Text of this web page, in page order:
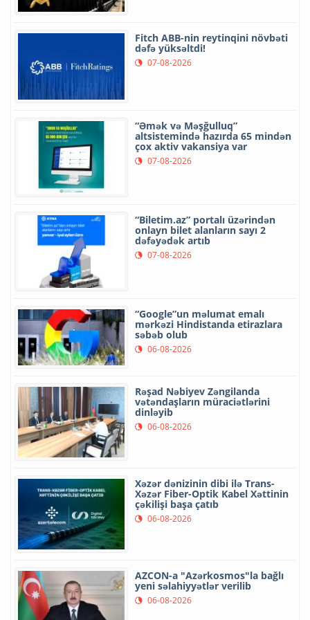
Fitch ABB-nin reytinqini növbəti
dəfə yüksəltdi!
07-08-2026
“Əmək və Məşğulluq”
altsistemində hazırda 65 mindən
çox aktiv vakansiya var
07-08-2026
“Biletim.az” portalı üzərindən
onlayn bilet alanların sayı 2
dəfəyədək artıb
07-08-2026
“Google”un məlumat emalı
mərkəzi Hindistanda etirazlara
səbəb olub
06-08-2026
Rəşad Nəbiyev Zəngilanda
vətəndaşların müraciətlərini
dinləyib
06-08-2026
Xəzər dənizinin dibi ilə Trans-
Xəzər Fiber-Optik Kabel Xəttinin
çəkilişi başa çatıb
06-08-2026
AZCON-a "Azərkosmos"la bağlı
yeni səlahiyyətlər verilib
06-08-2026